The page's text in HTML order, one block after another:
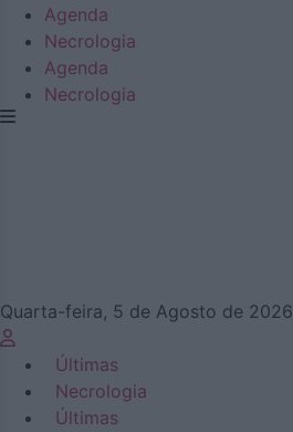
Agenda
Necrologia
Agenda
Necrologia
Quarta-feira, 5 de Agosto de 2026
Últimas
Necrologia
Últimas